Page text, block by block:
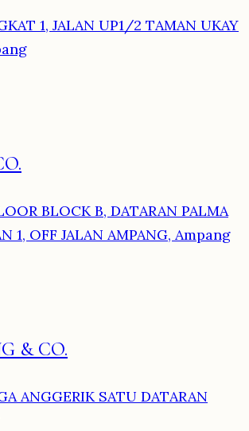
1, JALAN UP1/2 TAMAN UKAY
BLOCK B, DATARAN PALMA
1, OFF JALAN AMPANG, Ampang
& CO.
ANGGERIK SATU DATARAN